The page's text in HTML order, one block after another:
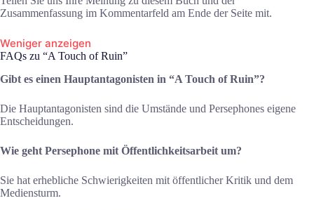
Zusammenfassung im Kommentarfeld am Ende der Seite mit.
Weniger anzeigen
FAQs zu “A Touch of Ruin”
Gibt es einen Hauptantagonisten in “A Touch of Ruin”?
Die Hauptantagonisten sind die Umstände und Persephones eigene
Entscheidungen.
Wie geht Persephone mit Öffentlichkeitsarbeit um?
Sie hat erhebliche Schwierigkeiten mit öffentlicher Kritik und dem
Mediensturm.